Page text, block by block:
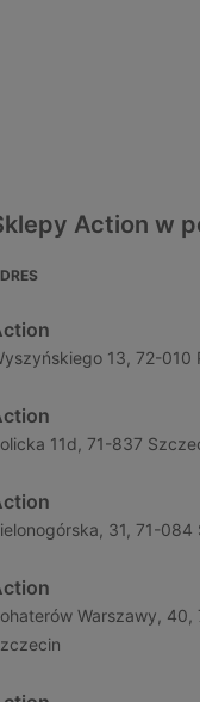
Action w
13, 72-010
11d, 71-837
31, 71-084
Warszawy, 40,